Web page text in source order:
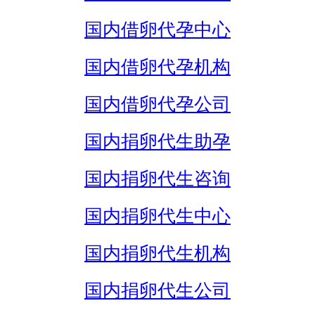
国内借卵代孕中心
国内借卵代孕机构
国内借卵代孕公司
国内捐卵代生助孕
国内捐卵代生咨询
国内捐卵代生中心
国内捐卵代生机构
国内捐卵代生公司